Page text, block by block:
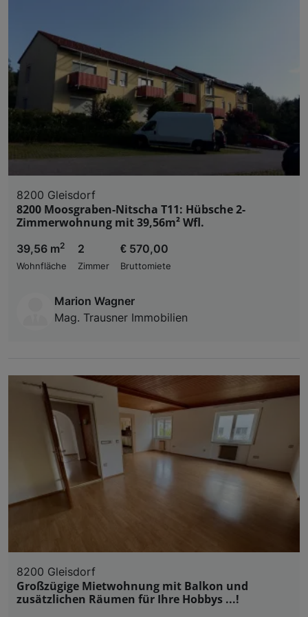
8200 Gleisdorf
8200 Moosgraben-Nitscha T11: Hübsche 2-
Zimmerwohnung mit 39,56m² Wfl.
39,56 m2
Wohnfläche
2
Zimmer
€ 570,00
Bruttomiete
Marion Wagner
Mag. Trausner Immobilien
8200 Gleisdorf
Großzügige Mietwohnung mit Balkon und
zusätzlichen Räumen für Ihre Hobbys ...!